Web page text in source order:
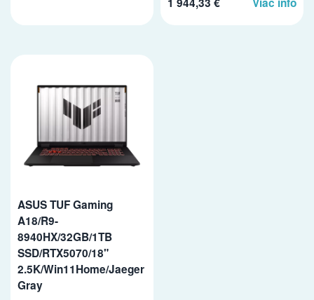
ASUS TUF Gaming
A18/R9-
8940HX/32GB/1TB
SSD/RTX5070/18"
2.5K/Win11Home/Jaeger
Gray